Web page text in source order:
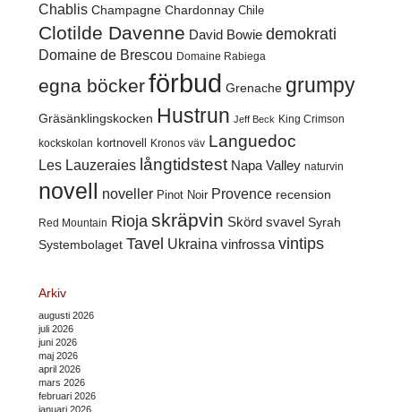
Chablis Champagne Chardonnay Chile
Clotilde Davenne David Bowie demokrati
Domaine de Brescou Domaine Rabiega
egna böckerförbud Grenache grumpy
Gräsänklingskocken Hustrun Jeff Beck King Crimson
kockskolan kortnovell Kronos väv Languedoc
Les Lauzeraies långtidstest Napa Valley naturvin
novell noveller Pinot Noir Provence recension
Red Mountain Rioja skräpvin Skörd svavel Syrah
Systembolaget Tavel Ukraina vinfrossa vintips
Arkiv
augusti 2026
juli 2026
juni 2026
maj 2026
april 2026
mars 2026
februari 2026
januari 2026